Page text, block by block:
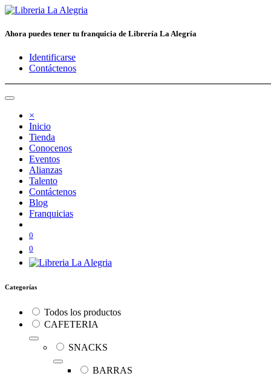
Ahora puedes tener tu franquicia de Librería La Alegría
Identificarse
Contáctenos
×
Inicio
Tienda
Conocenos
Eventos
Alianzas
Talento
Contáctenos
Blog
Franquicias
0
0
Categorías
Todos los productos
CAFETERIA
SNACKS
BARRAS